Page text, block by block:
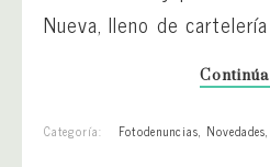
Nueva, lleno de
Continúa
Categoría: Fotodenuncias, Novedades,